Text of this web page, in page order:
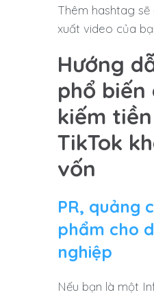
Thêm hashtag
xuất video của
Hướng
phổ biến
kiếm
TikTok
vốn
PR, quảng
phẩm cho
nghiệp
Nếu bạn là một